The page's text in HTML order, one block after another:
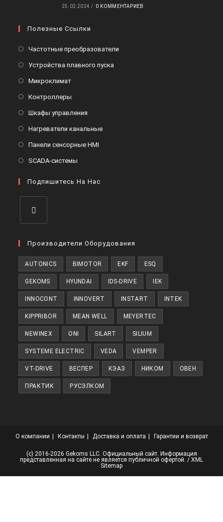
25.02.2024 / 0 КОММЕНТАРИЕВ
Полезные Ссылки
Частотные преобразователи
Устройства плавного пуска
Микроклимат
Контроллеры
Шкафы управления
Нагреватели канальные
Панели сенсорные HMI
SCADA-системы
Подпишитесь На Нас
Производители Оборудования
AUTONICS BIMOTOR EKF ESQ
GEKOMS HYUNDAI IDS-DRIVE IEK
INNOCONT INNOVERT INSTART INTEK
KIPPRIBOR MEAN WELL MEYERTEC
NEWINEX ONI SILART SILIUM
SYSTEME ELECTRIC VEDA VEMPER
VT-DRIVE ВЕСПЕР КЭАЗ НИКОМ ОВЕН
ПРАКТИК РУСЭЛКОМ
О компании Контакты Доставка и оплата Гарантии и возврат
(с) 2016-2026 Gekoms LLC. Официальный сайт. Информация
представленная на сайте не является публичной офертой. / XML
Sitemap